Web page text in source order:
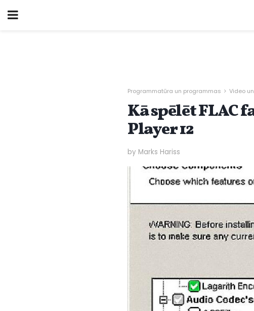
Programmatūra un programmas Video
Kā spēlēt FLAC
Player 12
by Marks Hariss